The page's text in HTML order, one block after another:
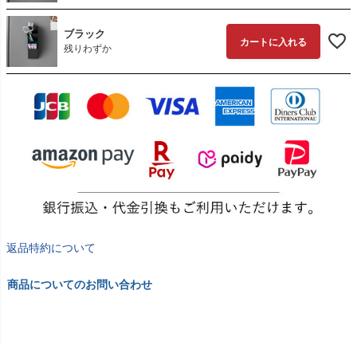
ブラック
残りわずか
カートに入れる
返品特約について
商品についてのお問い合わせ